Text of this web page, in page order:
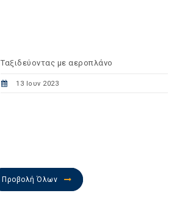
Ταξιδεύοντας με αεροπλάνο
13 Ιουν 2023
Προβολή Όλων